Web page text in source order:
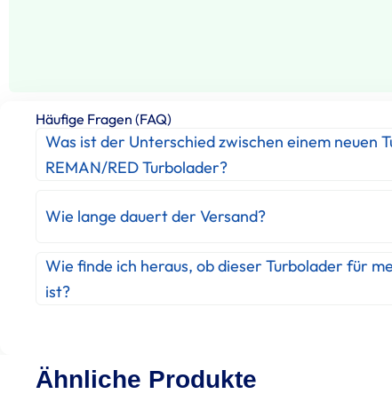
Häufige Fragen (FAQ)
Was ist der Unterschied zwischen einem neuen
REMAN/RED Turbolader?
Wie lange dauert der Versand?
Wie finde ich heraus, ob dieser Turbolader für
ist?
Ähnliche Produkte